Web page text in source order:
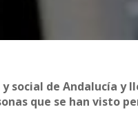
social de Andalucía y
que se han visto